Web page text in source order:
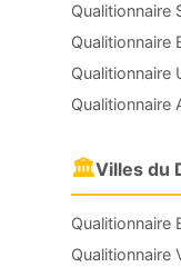
Qualitionnaire
Qualitionnaire
Qualitionnaire
Qualitionnaire
🏛Villes du
Qualitionnaire
Qualitionnaire